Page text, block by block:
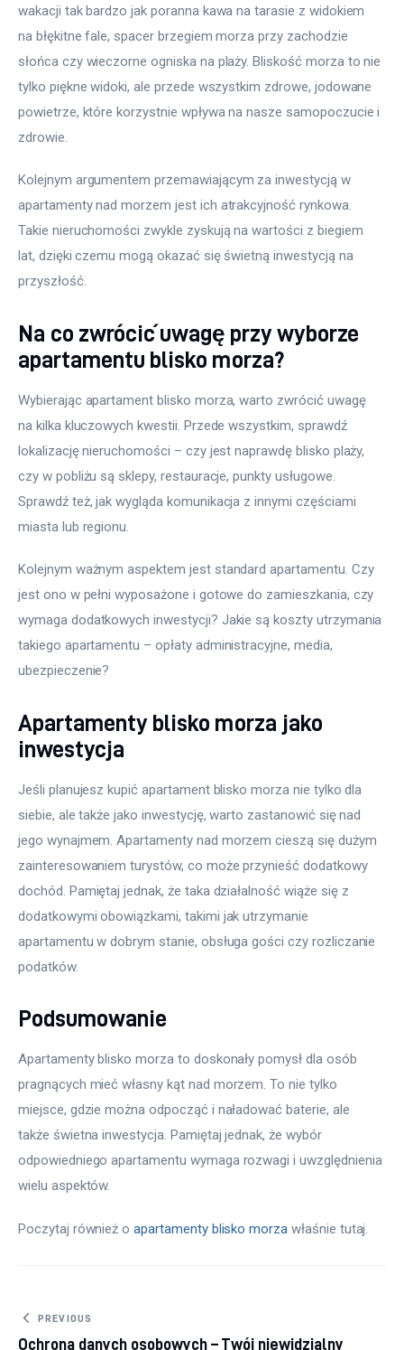
wakacji tak bardzo jak poranna kawa na tarasie z widokiem
na błękitne fale, spacer brzegiem morza przy zachodzie
słońca czy wieczorne ogniska na plaży. Bliskość morza to nie
tylko piękne widoki, ale przede wszystkim zdrowe, jodowane
powietrze, które korzystnie wpływa na nasze samopoczucie i
zdrowie.
Kolejnym argumentem przemawiającym za inwestycją w
apartamenty nad morzem jest ich atrakcyjność rynkowa.
Takie nieruchomości zwykle zyskują na wartości z biegiem
lat, dzięki czemu mogą okazać się świetną inwestycją na
przyszłość.
Na co zwrócić uwagę przy wyborze
apartamentu blisko morza?
Wybierając apartament blisko morza, warto zwrócić uwagę
na kilka kluczowych kwestii. Przede wszystkim, sprawdź
lokalizację nieruchomości – czy jest naprawdę blisko plaży,
czy w pobliżu są sklepy, restauracje, punkty usługowe.
Sprawdź też, jak wygląda komunikacja z innymi częściami
miasta lub regionu.
Kolejnym ważnym aspektem jest standard apartamentu. Czy
jest ono w pełni wyposażone i gotowe do zamieszkania, czy
wymaga dodatkowych inwestycji? Jakie są koszty utrzymania
takiego apartamentu – opłaty administracyjne, media,
ubezpieczenie?
Apartamenty blisko morza jako
inwestycja
Jeśli planujesz kupić apartament blisko morza nie tylko dla
siebie, ale także jako inwestycję, warto zastanowić się nad
jego wynajmem. Apartamenty nad morzem cieszą się dużym
zainteresowaniem turystów, co może przynieść dodatkowy
dochód. Pamiętaj jednak, że taka działalność wiąże się z
dodatkowymi obowiązkami, takimi jak utrzymanie
apartamentu w dobrym stanie, obsługa gości czy rozliczanie
podatków.
Podsumowanie
Apartamenty blisko morza to doskonały pomysł dla osób
pragnących mieć własny kąt nad morzem. To nie tylko
miejsce, gdzie można odpocząć i naładować baterie, ale
także świetna inwestycja. Pamiętaj jednak, że wybór
odpowiedniego apartamentu wymaga rozwagi i uwzględnienia
wielu aspektów.
Poczytaj również o apartamenty blisko morza właśnie tutaj.
Nawigacja wpisu
PREVIOUS
Ochrona danych osobowych – Twój niewidzialny